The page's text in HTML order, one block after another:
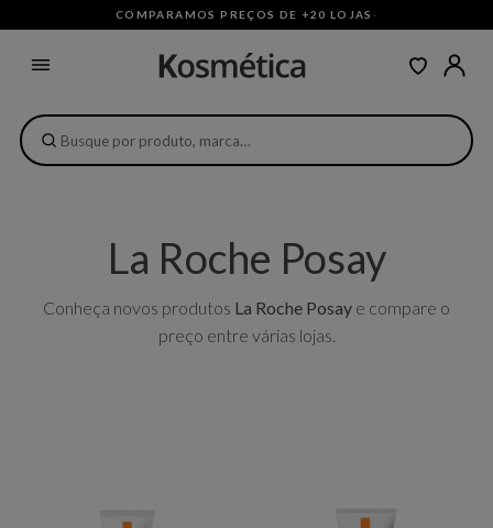
COMPARAMOS PREÇOS DE +20 LOJAS ·
La Roche Posay
Conheça novos produtos La Roche Posay e compare o
preço entre várias lojas.